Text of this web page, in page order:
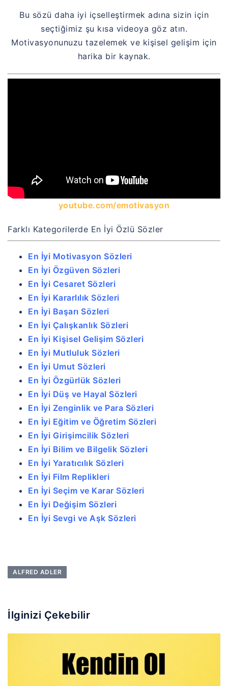
Bu sözü daha iyi içselleştirmek adına sizin için
seçtiğimiz şu kısa videoya göz atın.
Motivasyonunuzu tazelemek ve kişisel gelişim için
harika bir kaynak.
youtube.com/emotivasyon
Farklı Kategorilerde En İyi Özlü Sözler
En İyi Motivasyon Sözleri
En İyi Özgüven Sözleri
En İyi Cesaret Sözleri
En İyi Kararlılık Sözleri
En İyi Başarı Sözleri
En İyi Çalışkanlık Sözleri
En İyi Kişisel Gelişim Sözleri
En İyi Mutluluk Sözleri
En İyi Umut Sözleri
En İyi Özgürlük Sözleri
En İyi Düş ve Hayal Sözleri
En İyi Zenginlik ve Para Sözleri
En İyi Eğitim ve Öğretim Sözleri
En İyi Girişimcilik Sözleri
En İyi Bilim ve Bilgelik Sözleri
En İyi Yaratıcılık Sözleri
En İyi Film Replikleri
En İyi Seçim ve Karar Sözleri
En İyi Değişim Sözleri
En İyi Sevgi ve Aşk Sözleri
ALFRED ADLER
İlginizi Çekebilir